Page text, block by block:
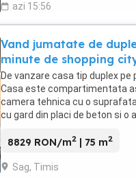
azi 15:56
Vand jumatate de
minute de shopping
De vanzare casa tip duplex
Casa este compartimentata
camera tehnica cu o
cu gard din placi de beton si o
8829 RON/m2 | 75 m2
Sag, Timis